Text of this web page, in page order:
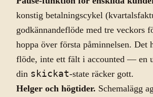
konstig betalningscykel
godkännandeflöde med tre veckors
hoppa över första påminnelsen.
flöde, inte ett fält i accounted — en
din skickat-state räcker gott.
Helger och högtider. Schemalägg